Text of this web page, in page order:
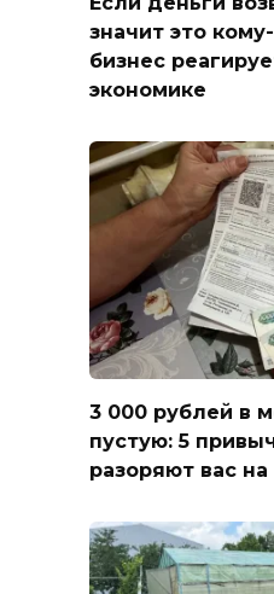
значит это
бизнес
экономике
3 000 рублей в
пустую: 5
разоряют вас